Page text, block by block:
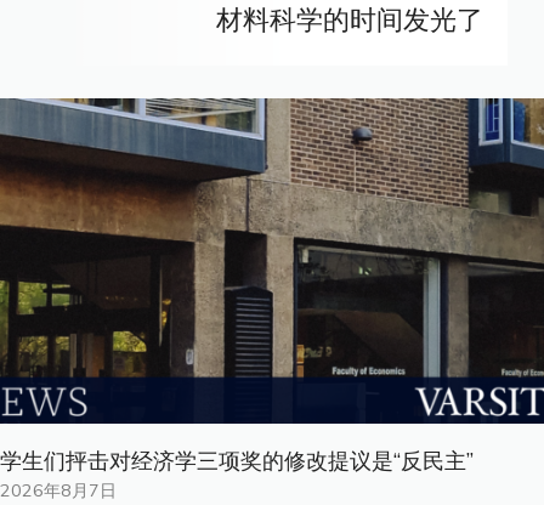
材料科学的时间发光了
学生们抨击对经济学三项奖的修改提议是“反民主”
2026年8月7日